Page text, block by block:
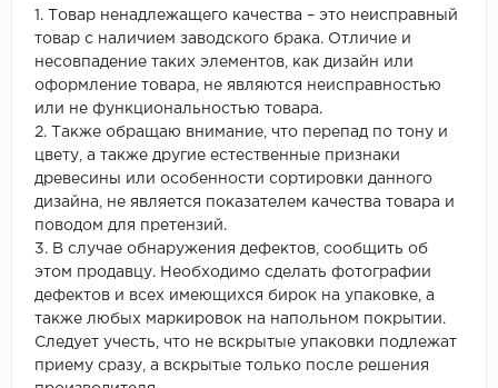
1. Товар ненадлежащего качества – это неисправный
товар с наличием заводского брака. Отличие и
несовпадение таких элементов, как дизайн или
оформление товара, не являются неисправностью
или не функциональностью товара.
2. Также обращаю внимание, что перепад по тону и
цвету, а также другие естественные признаки
древесины или особенности сортировки данного
дизайна, не является показателем качества товара и
поводом для претензий.
3. В случае обнаружения дефектов, сообщить об
этом продавцу. Необходимо сделать фотографии
дефектов и всех имеющихся бирок на упаковке, а
также любых маркировок на напольном покрытии.
Следует учесть, что не вскрытые упаковки подлежат
приему сразу, а вскрытые только после решения